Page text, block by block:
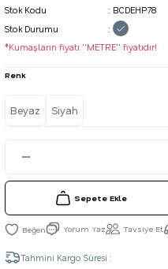
Stok Kodu
BCDEHP78
Stok Durumu
*Kumaşların fiyatı ''METRE'' fiyatıdır!
Renk
Beyaz Siyah
Sepete Ekle
Yorum Yaz Tavsiye Et
Tahmini Kargo Süresi :